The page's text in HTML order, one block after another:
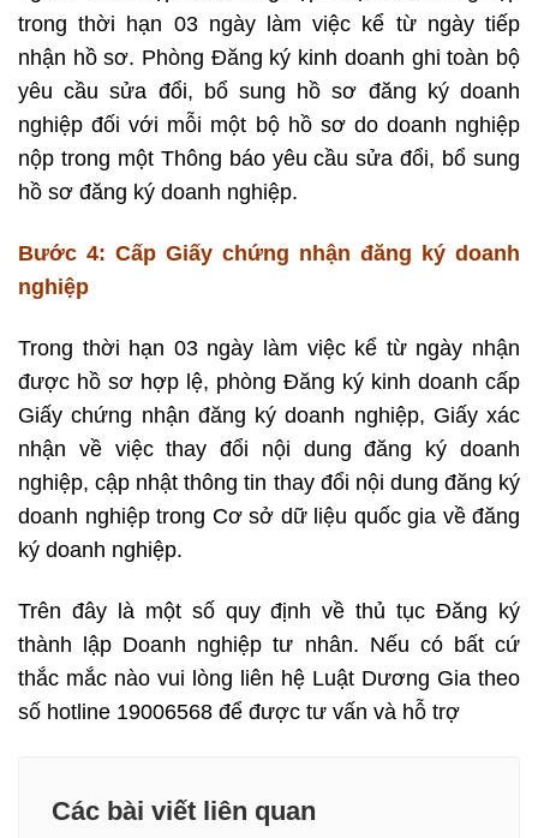
trong thời hạn 03 ngày làm việc kể từ ngày tiếp
nhận hồ sơ. Phòng Đăng ký kinh doanh ghi toàn bộ
yêu cầu sửa đổi, bổ sung hồ sơ đăng ký doanh
nghiệp đối với mỗi một bộ hồ sơ do doanh nghiệp
nộp trong một Thông báo yêu cầu sửa đổi, bổ sung
hồ sơ đăng ký doanh nghiệp.
Bước 4: Cấp Giấy chứng nhận đăng ký doanh
nghiệp
Trong thời hạn 03 ngày làm việc kể từ ngày nhận
được hồ sơ hợp lệ, phòng Đăng ký kinh doanh cấp
Giấy chứng nhận đăng ký doanh nghiệp, Giấy xác
nhận về việc thay đổi nội dung đăng ký doanh
nghiệp, cập nhật thông tin thay đổi nội dung đăng ký
doanh nghiệp trong Cơ sở dữ liệu quốc gia về đăng
ký doanh nghiệp.
Trên đây là một số quy định về thủ tục Đăng ký
thành lập Doanh nghiệp tư nhân. Nếu có bất cứ
thắc mắc nào vui lòng liên hệ Luật Dương Gia theo
số hotline 19006568 để được tư vấn và hỗ trợ
Các bài viết liên quan